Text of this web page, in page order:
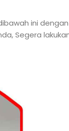
ini
Segera